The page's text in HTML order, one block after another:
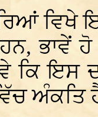
ਵਿਖੇ
ਭਾਵੇਂ
ਕਿ ਇਸ
ਅੰਕਤਿ